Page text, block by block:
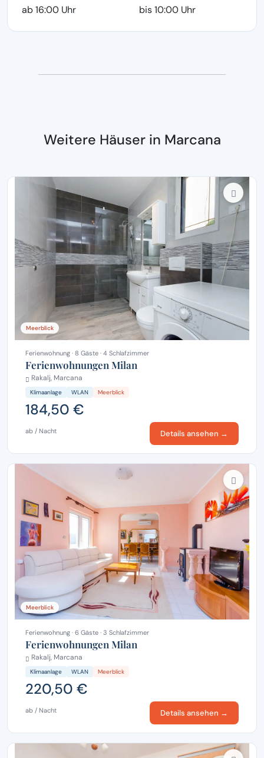
ab 16:00 Uhr bis 10:00 Uhr
Weitere Häuser in Marcana
Meerblick
Ferienwohnung · 8 Gäste · 4 Schlafzimmer
Ferienwohnungen Milan
Rakalj, Marcana
Klimaanlage WLAN Meerblick
184,50 €
ab / Nacht Details ansehen →
Meerblick
Ferienwohnung · 6 Gäste · 3 Schlafzimmer
Ferienwohnungen Milan
Rakalj, Marcana
Klimaanlage WLAN Meerblick
220,50 €
ab / Nacht Details ansehen →